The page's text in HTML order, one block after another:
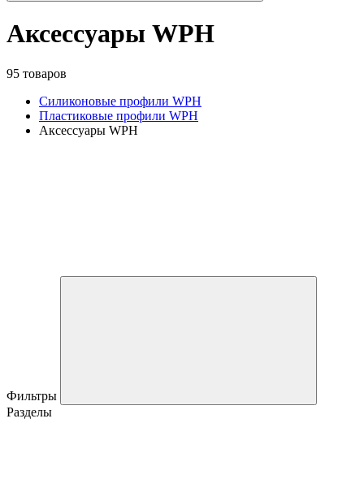
Аксессуары WPH
95 товаров
Силиконовые профили WPH
Пластиковые профили WPH
Аксессуары WPH
Фильтры
Разделы